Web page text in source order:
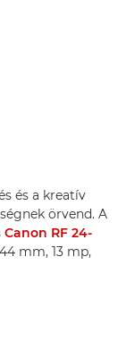
és a kreatív
örvend. A
Canon RF 24-
mm, 13 mp,